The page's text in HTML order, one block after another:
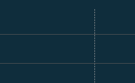
オファーを探す
disclaimer. オファーを探す
offers-disclaimer. オファーを探す
view-offers-disclaimer. オファーを
cmp-view-offers-disclaimer. オファ
cmp-view-offers-disclaimer. オ
SHI–SFO: cmp-view-offers-
SHI–SFO: cmp-view-offers-
SHI–SFO: cmp-view-offers-
SHI–SFO: cmp-view-
SHI–SFO: cmp-
SHI–SFO: